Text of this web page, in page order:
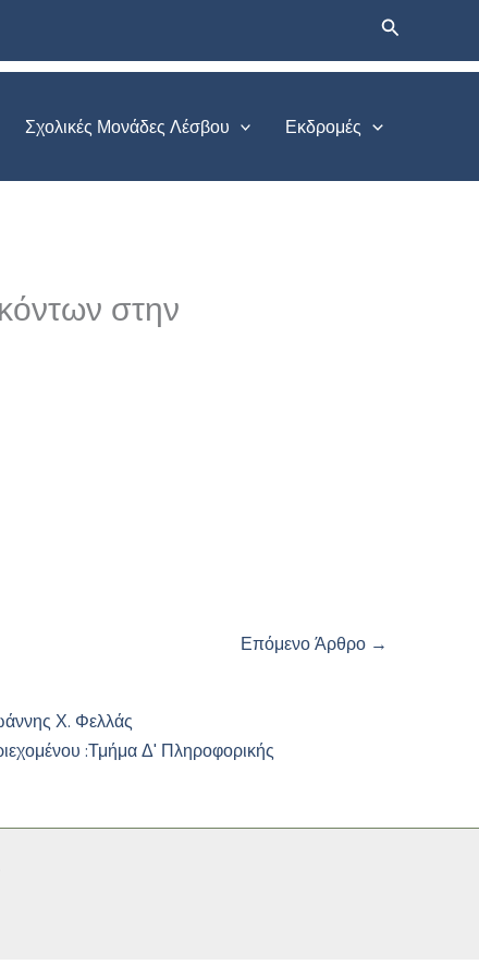
Αναζήτηση
Σχολικές Μονάδες Λέσβου Εκδρομές
στην
Επόμενο Άρθρο →
Χ. Φελλάς
:Τμήμα Δ' Πληροφορικής